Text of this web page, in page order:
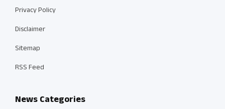
Privacy Policy
Disclaimer
Sitemap
RSS Feed
News Categories